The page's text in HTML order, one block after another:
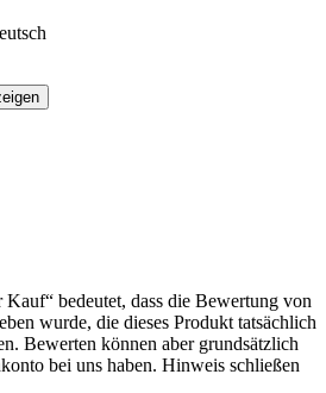
bedeutet, dass die Bewertung von
wurde, die dieses Produkt tatsächlich
Bewerten können aber grundsätzlich
bei uns haben. Hinweis schließen